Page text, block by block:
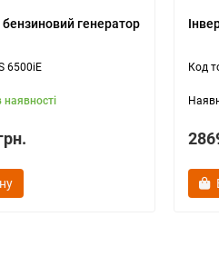
бензиновий генератор
6500iE
наявності